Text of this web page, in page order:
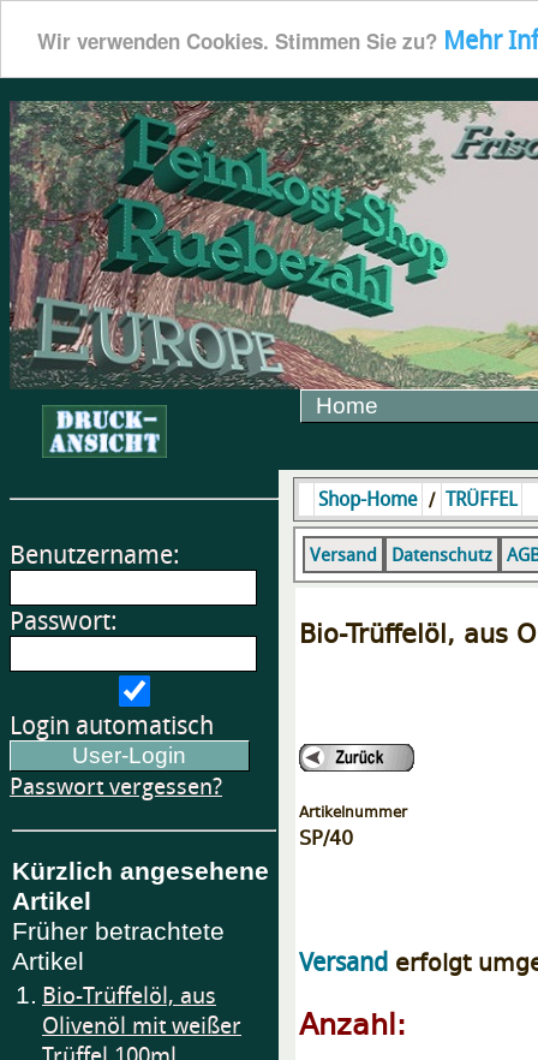
Wir verwenden Cookies. Stimmen Sie zu? Mehr
Home
Benutzername:
Passwort:
Login automatisch
Passwort vergessen?
Kürzlich angesehene
Artikel
Früher betrachtete
Artikel
1. Bio-Trüffelöl, aus
Olivenöl mit weißer
Shop-Home / TRÜFFEL
Versand Datenschutz
Bio-Trüffelöl, aus
Artikelnummer
SP/40
Versand erfolgt
Anzahl: